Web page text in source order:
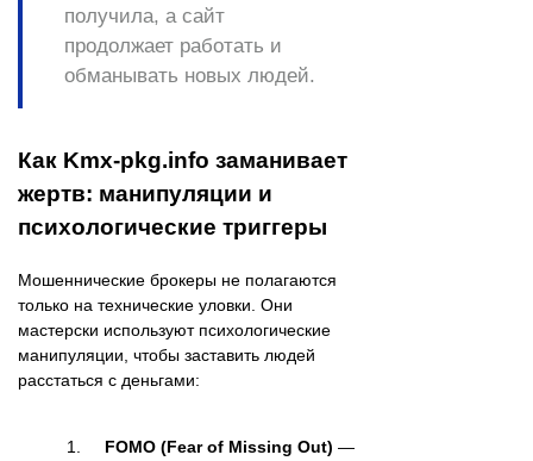
получила, а сайт
продолжает работать и
обманывать новых людей.
Как Kmx-pkg.info заманивает
жертв: манипуляции и
психологические триггеры
Мошеннические брокеры не полагаются
только на технические уловки. Они
мастерски используют психологические
манипуляции, чтобы заставить людей
расстаться с деньгами:
FOMO (Fear of Missing Out) —